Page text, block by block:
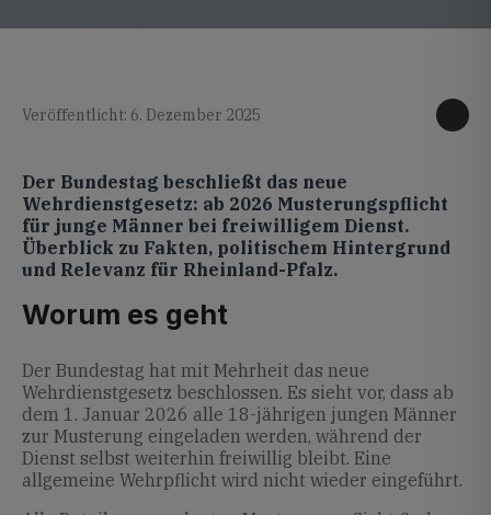
Veröffentlicht: 6. Dezember 2025
Der Bundestag beschließt das neue
Wehrdienstgesetz: ab 2026 Musterungspflicht
für junge Männer bei freiwilligem Dienst.
Überblick zu Fakten, politischem Hintergrund
und Relevanz für Rheinland-Pfalz.
Worum es geht
Der Bundestag hat mit Mehrheit das neue
Wehrdienstgesetz beschlossen. Es sieht vor, dass ab
dem 1. Januar 2026 alle 18-jährigen jungen Männer
zur Musterung eingeladen werden, während der
Dienst selbst weiterhin freiwillig bleibt. Eine
allgemeine Wehrpflicht wird nicht wieder eingeführt.